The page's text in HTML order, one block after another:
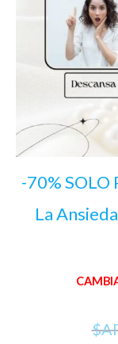
-70% SOLO
La